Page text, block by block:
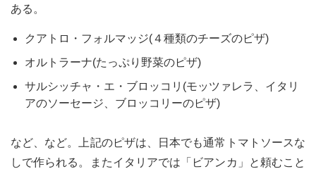
ある。
クアトロ・フォルマッジ(４種類のチーズのピザ)
オルトラーナ(たっぷり野菜のピザ)
サルシッチャ・エ・ブロッコリ(モッツァレラ、イタリ
アのソーセージ、ブロッコリーのピザ)
など、など。上記のピザは、日本でも通常トマトソースな
しで作られる。またイタリアでは「ビアンカ」と頼むこと